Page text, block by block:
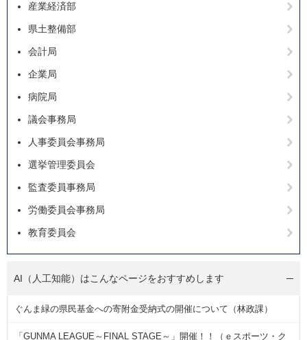
産業経済部
県土整備部
会計局
企業局
病院局
議会事務局
人事委員会事務局
選挙管理委員会
監査委員事務局
労働委員会事務局
教育委員会
AI（人工知能）はこんなページをおすすめします
ぐんま緑の県民基金への寄附金受納式の開催について（林政課）
「GUNMA LEAGUE～FINAL STAGE～」開催！！（ｅスポーツ・ク